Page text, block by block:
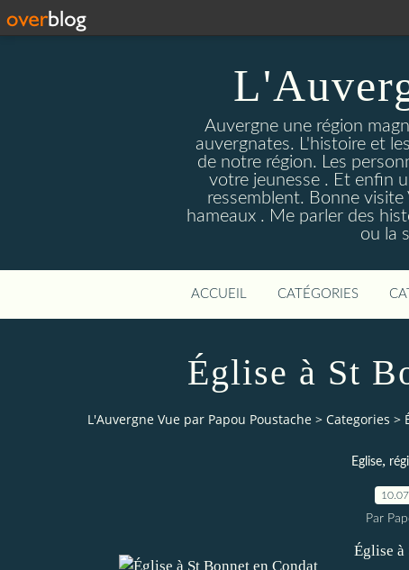
Auvergne une région
auvergnates. L'histoire et
de notre région. Les
votre jeunesse . Et enfin
ressemblent. Bonne
hameaux . Me parler des
ou la
ACCUEIL CATÉGORIES
Église à St
L'Auvergne Vue par Papou Poustache > Categories >
Eglise,
Par
Église à